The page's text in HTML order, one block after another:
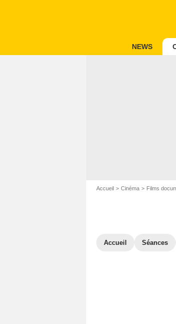
NEWS
Accueil Cinéma Films
Accueil Séances